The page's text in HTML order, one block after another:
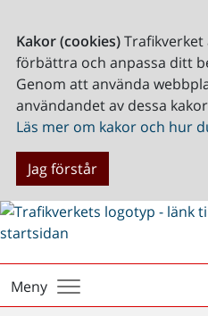
Kakor (cookies)Trafikverket
förbättra och anpassa ditt
Genom att använda
användandet av dessa
Läs mer om kakor och hur
Jag förstår
Meny